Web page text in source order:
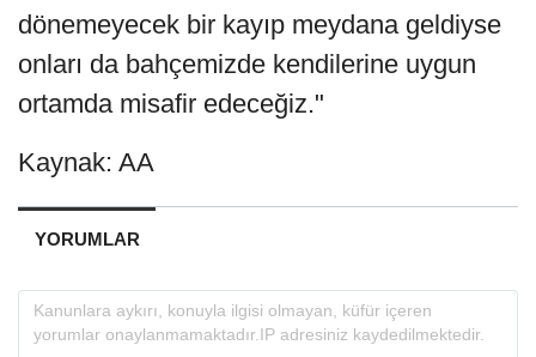
dönemeyecek bir kayıp meydana geldiyse
onları da bahçemizde kendilerine uygun
ortamda misafir edeceğiz."
Kaynak: AA
YORUMLAR